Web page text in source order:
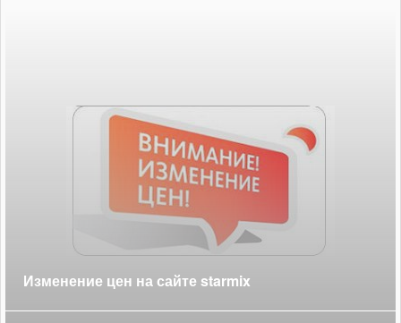
Изменение цен на сайте starmix